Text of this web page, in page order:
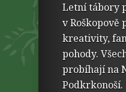
Letní tábory
v Roškopově
kreativity,
pohody.
probíhají na
Podkrkonoší.